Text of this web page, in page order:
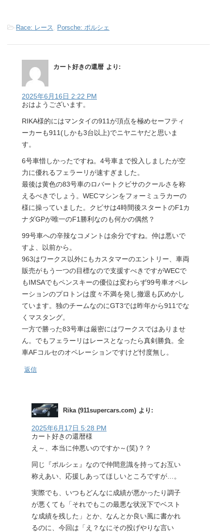
-Race: レース Porsche: ポルシェ
カート好きの還暦 より:
2025年6月16日 2:22 PM
おはようございます。
RIKA様的にはマンタイの911が頂点を極めセーフティ
ーカーも911(しかも3台以上)でニヤニヤだと思いま
す。
6号車惜しかったですね。4号車まで投入しましたが空
力に優れるフェラーリが速すぎました。
最後は黄色の83号車のロバートクビサのクールさを称
えるべきでしょう。WECマシンをフォーミュラカーの
様に操っていました。クビサは4時間後スタートのF1カ
ナダGPが唯一のF1勝利なのも何かの偶然？
99号車への辛辣なコメントは余分ですね。仲は悪いで
すよ、以前から。
963はワークス以外にもカスタマーのエントリー、車両
販売がもう一つの目標なので支援すべきですがWECで
もIMSAでもペンスキーの優位は変わらず99号車オペレ
ーションのプロトンは度々不満を発し撤退も仄めかし
ています。独のチームなのにGT3では昨年から911でな
くマスタング。
一方で勝った83号車は厳密にはワークスではありませ
ん。でもフェラーリはレースとなったら真剣勝負。全
車AFコルセのオペレーションですけど忖度無し。
返信
Rika (911supercars.com) より:
2025年6月17日 5:28 PM
カート好きの還暦様
え～、本当に仲悪いのですか～(笑)？？
同じ『ポルシェ』なので仲間意識を持ってお互い
称えあい、応援しあってほしいところですが…。
実際でも、いつもどんなに成績が悪かったり調子
が悪くても「それでもこの最悪な状況下でベスト
な成績を残した」とか、なんとか良い風に書かれ
るのに、今回は「え？なにその投げやりな言い